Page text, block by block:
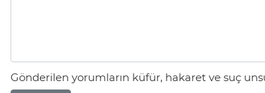
Gönderilen yorumların küfür, hakaret ve suç